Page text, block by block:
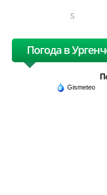
5
Погода в
Gismeteo